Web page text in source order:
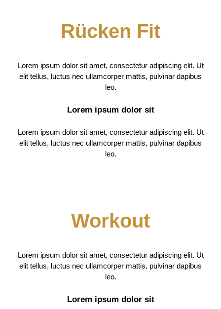
Rücken Fit
Lorem ipsum dolor sit amet, consectetur adipiscing elit. Ut
elit tellus, luctus nec ullamcorper mattis, pulvinar dapibus
leo.
Lorem ipsum dolor sit
Lorem ipsum dolor sit amet, consectetur adipiscing elit. Ut
elit tellus, luctus nec ullamcorper mattis, pulvinar dapibus
leo.
Workout
Lorem ipsum dolor sit amet, consectetur adipiscing elit. Ut
elit tellus, luctus nec ullamcorper mattis, pulvinar dapibus
leo.
Lorem ipsum dolor sit